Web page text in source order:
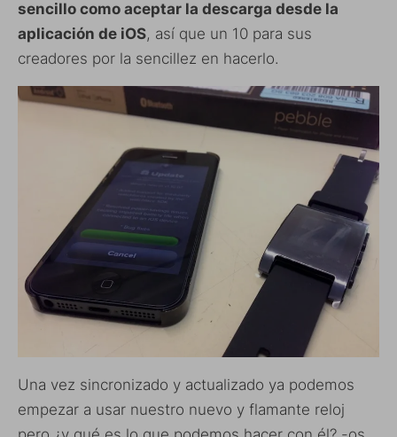
sencillo como aceptar la descarga desde la
aplicación de iOS, así que un 10 para sus
creadores por la sencillez en hacerlo.
Una vez sincronizado y actualizado ya podemos
empezar a usar nuestro nuevo y flamante reloj